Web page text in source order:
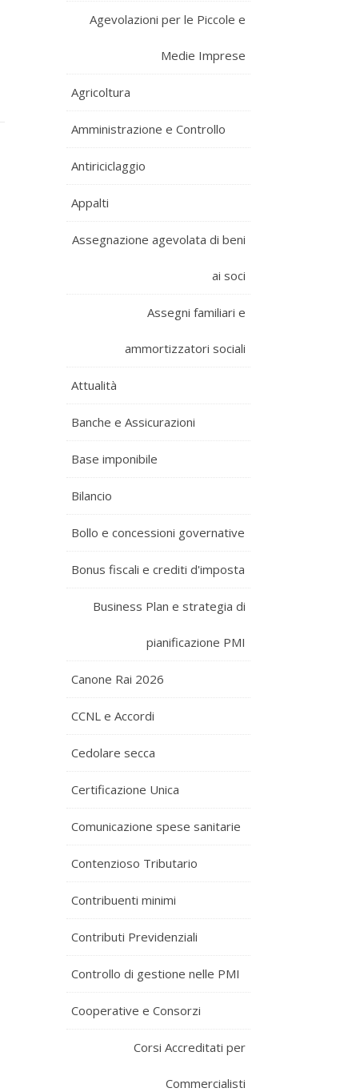
Agevolazioni per le Piccole e
Medie Imprese
Agricoltura
Amministrazione e Controllo
Antiriciclaggio
Appalti
Assegnazione agevolata di beni
ai soci
Assegni familiari e
ammortizzatori sociali
Attualità
Banche e Assicurazioni
Base imponibile
Bilancio
Bollo e concessioni governative
Bonus fiscali e crediti d'imposta
Business Plan e strategia di
pianificazione PMI
Canone Rai 2026
CCNL e Accordi
Cedolare secca
Certificazione Unica
Comunicazione spese sanitarie
Contenzioso Tributario
Contribuenti minimi
Contributi Previdenziali
Controllo di gestione nelle PMI
Cooperative e Consorzi
Corsi Accreditati per
Commercialisti